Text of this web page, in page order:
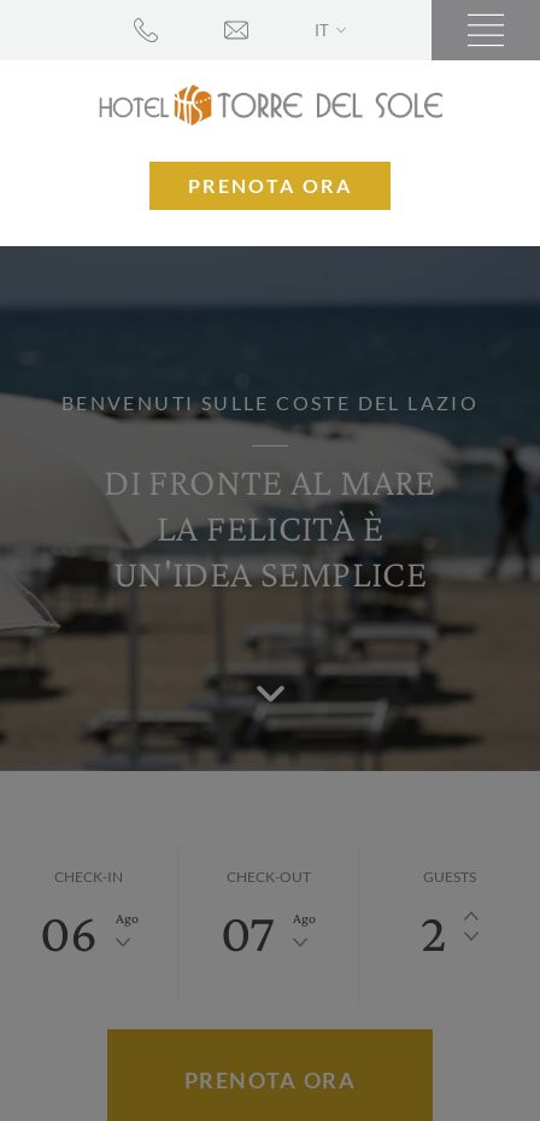
IT
PRENOTA ORA
BENVENUTI SULLE COSTE DEL LAZIO
DI FRONTE AL MARE
LA FELICITÀ È
UN'IDEA SEMPLICE
CHECK-IN
06 Ago
CHECK-OUT
07 Ago
GUESTS
2
PRENOTA ORA